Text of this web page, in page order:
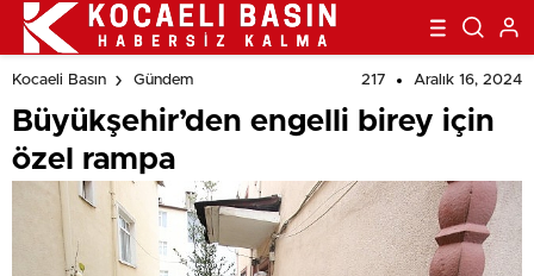
Kocaeli Basın Gündem 217 Aralık 16, 2024
Büyükşehir’den engelli birey için
özel rampa